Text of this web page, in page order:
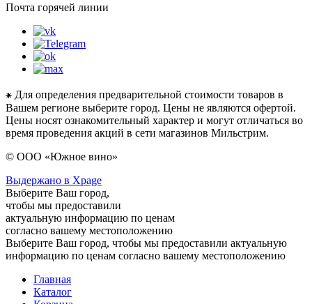
Почта горячей линии
⁕ Для определения предварительной стоимости товаров в
Вашем регионе выберите город. Цены не являются офертой.
Цены носят ознакомительный характер и могут отличаться во
время проведения акций в сети магазинов Мильстрим.
© ООО «Южное вино»
Выдержано в Xpage
Выберите Ваш город,
чтобы мы предоставили
актуальную информацию по ценам
согласно вашему местоположению
Выберите Ваш город, чтобы мы предоставили актуальную
информацию по ценам согласно вашему местоположению
Главная
Каталог